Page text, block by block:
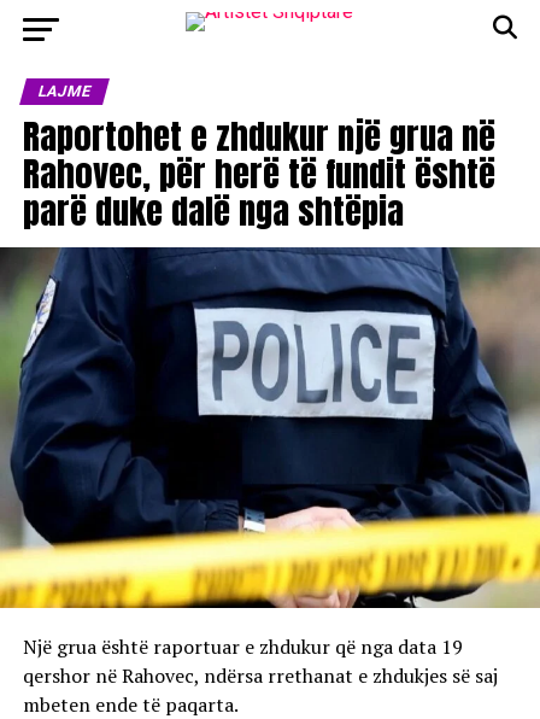
LAJME
Raportohet e zhdukur një grua në
Rahovec, për herë të fundit është
parë duke dalë nga shtëpia
Një grua është raportuar e zhdukur që nga data 19
qershor në Rahovec, ndërsa rrethanat e zhdukjes së saj
mbeten ende të paqarta.